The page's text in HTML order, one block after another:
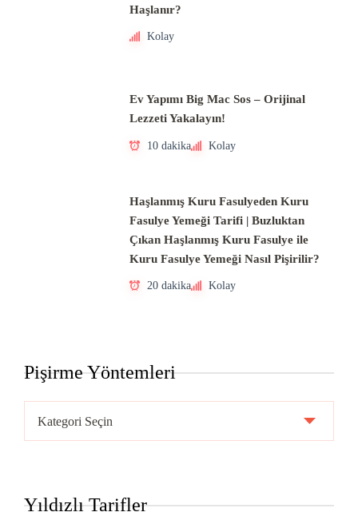
Haşlanır?
Kolay
Ev Yapımı Big Mac Sos – Orijinal
Lezzeti Yakalayın!
10 dakika Kolay
Haşlanmış Kuru Fasulyeden Kuru
Fasulye Yemeği Tarifi | Buzluktan
Çıkan Haşlanmış Kuru Fasulye ile
Kuru Fasulye Yemeği Nasıl Pişirilir?
20 dakika Kolay
Pişirme Yöntemleri
Yöntemleri
Yıldızlı Tarifler